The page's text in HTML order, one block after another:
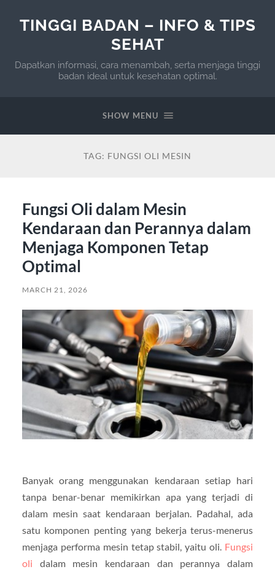
TINGGI BADAN – INFO & TIPS
SEHAT
Dapatkan informasi, cara menambah, serta menjaga tinggi
badan ideal untuk kesehatan optimal.
SHOW MENU
TAG: FUNGSI OLI MESIN
Fungsi Oli dalam Mesin
Kendaraan dan Perannya dalam
Menjaga Komponen Tetap
Optimal
MARCH 21, 2026
Banyak orang menggunakan kendaraan setiap hari
tanpa benar-benar memikirkan apa yang terjadi di
dalam mesin saat kendaraan berjalan. Padahal, ada
satu komponen penting yang bekerja terus-menerus
menjaga performa mesin tetap stabil, yaitu oli. Fungsi
oli dalam mesin kendaraan dan perannya dalam